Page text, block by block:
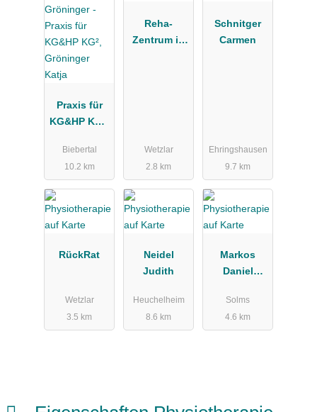
Praxis für
KG&HP KG²,
Katja
Biebertal
10.2 km
Reha-
Zentrum in
Wetzlar
2.8 km
Schnitger
Carmen
Ehringshausen
9.7 km
RückRat
Wetzlar
3.5 km
Neidel
Judith
Heuchelheim
8.6 km
Markos
Daniel
für
Physiothera
Solms
4.6 km